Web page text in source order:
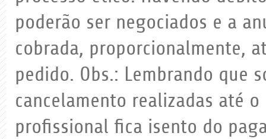
poderão ser negociados e a
cobrada, proporcionalmente,
pedido. Obs.: Lembrando que
cancelamento realizadas até
profissional fica isento do